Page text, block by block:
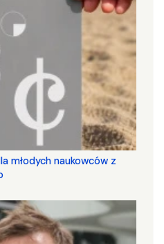
młodych naukowców z